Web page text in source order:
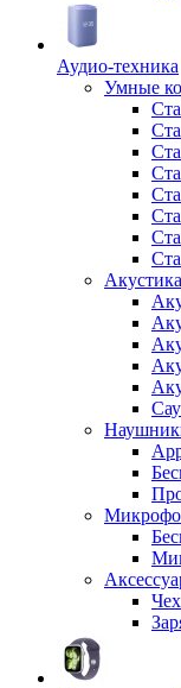
Аудио-техника
Умные
Акустика